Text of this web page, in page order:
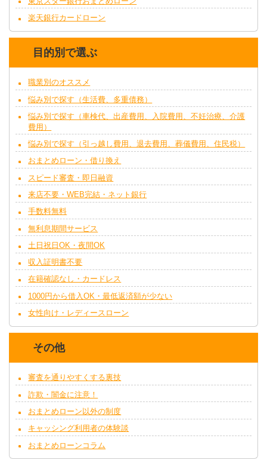
楽天銀行カードローン
目的別で選ぶ
職業別のオススメ
悩み別で探す（生活費、多重債務）
悩み別で探す（車検代、出産費用、入院費用、不妊治療、介護
費用）
悩み別で探す（引っ越し費用、退去費用、葬儀費用、住民税）
おまとめローン・借り換え
スピード審査・即日融資
来店不要・WEB完結・ネット銀行
手数料無料
無利息期間サービス
土日祝日OK・夜間OK
収入証明書不要
在籍確認なし・カードレス
1000円から借入OK・最低返済額が少ない
女性向け・レディースローン
その他
審査を通りやすくする裏技
詐欺・闇金に注意！
おまとめローン以外の制度
キャッシング利用者の体験談
おまとめローンコラム